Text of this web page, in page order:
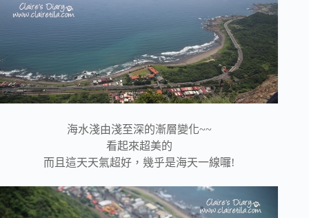
海水淺由淺至深的漸層變化~~
看起來超美的
而且這天天氣超好，幾乎是海天一線囉!